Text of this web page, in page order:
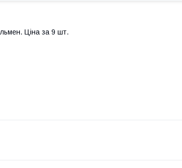
Ціна за 9 шт.